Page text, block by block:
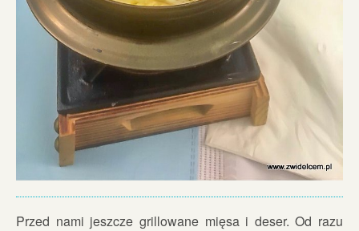
Przed nami jeszcze grillowane mięsa i deser. Od razu